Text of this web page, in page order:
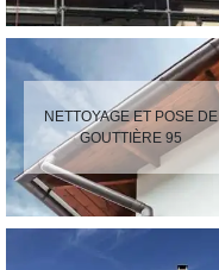
NETTOYAGE ET POSE DE
GOUTTIÈRE 95